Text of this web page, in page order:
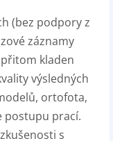
(bez podpory z
záznamy
přitom kladen
výsledných
ortofota,
postupu prací.
s